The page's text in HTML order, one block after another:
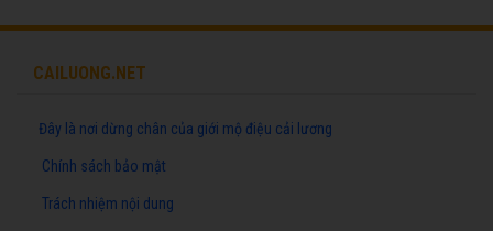
CAILUONG.NET
Đây là nơi dừng chân của giới mộ điệu cải lương
Chính sách bảo mật
Trách nhiệm nội dung